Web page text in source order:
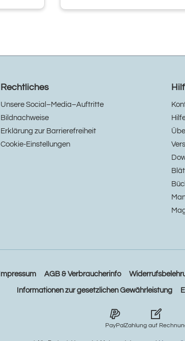
Rechtliches
Unsere Social–Media–Auftritte
Bildnachweise
Erklärung zur Barrierefreiheit
Cookie-Einstellungen
Impressum AGB & Verbraucherinfo
Informationen zur gesetzlichen Gewährleistung
PayPalZahlung auf